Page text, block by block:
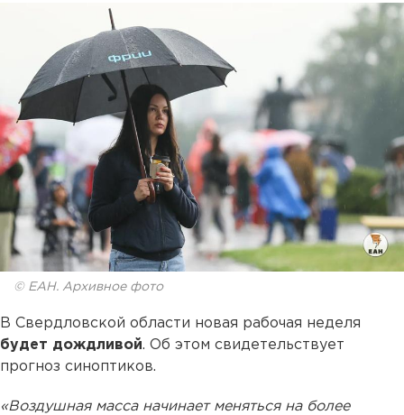
© ЕАН. Архивное фото
В Свердловской области новая рабочая неделя
будет дождливой. Об этом свидетельствует
прогноз синоптиков.
«Воздушная масса начинает меняться на более